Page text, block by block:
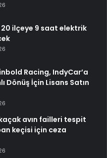
ilçeye 9 saat elektrik
Racing, IndyCar’a
Dönüş İçin Lisans Satın
avın failleri tespit
keçisi için ceza